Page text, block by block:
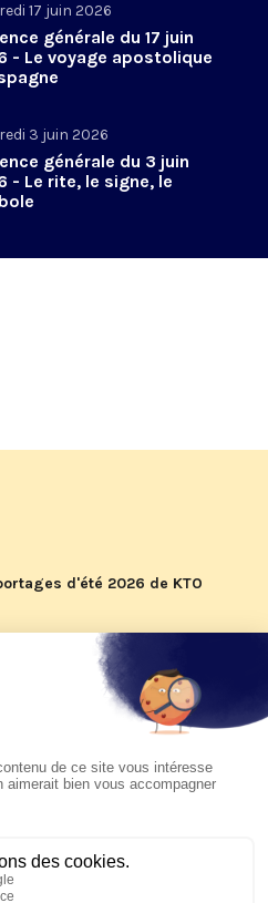
17 juin 2026
générale du 17 juin
- Le voyage apostolique
3 juin 2026
générale du 3 juin
- Le rite, le signe, le
d'été 2026 de KTO
pastorale du pape Léon
à suivre sur KTO le
en Uruguay, Argentine et